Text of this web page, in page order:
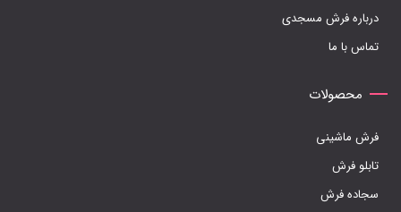
درباره فرش مسجدی
تماس با ما
محصولات
فرش ماشینی
تابلو فرش
سجاده فرش